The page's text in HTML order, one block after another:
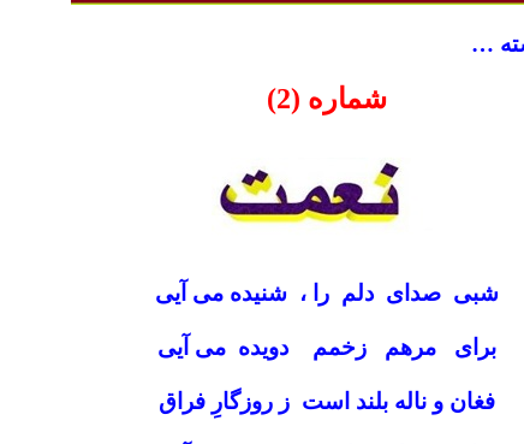
…
شماره (2)
شبی صدای دلم را ، شنیده می آیی
برای مرهم زخمم دویده می آیی
فغان و ناله بلند است ز روزگارِ فراق